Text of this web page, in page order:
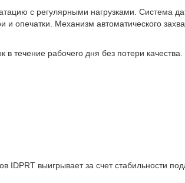
с регулярными нагрузками. Система
опечатки. Механизм автоматического
течение рабочего дня без потери качества.
выигрывает за счет стабильности